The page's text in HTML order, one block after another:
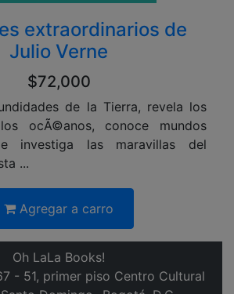
extraordinarios de
Julio Verne
$72,000
de la Tierra, revela los
ocÃ©anos, conoce mundos
e investiga las maravillas del
...
Agregar a carro
Oh LaLa Books!
- 51, primer piso Centro Cultural